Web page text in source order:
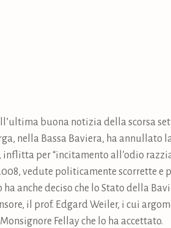
buona notizia della scorsa
nella Bassa Baviera, ha annullato
inflitta per “incitamento all’odio
vedute politicamente scorrette
anche deciso che lo Stato della
il prof. Edgard Weiler, i cui
Fellay che lo ha accettato.